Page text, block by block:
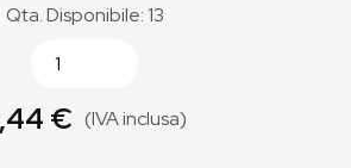
Qta. Disponibile: 13
€ (IVA inclusa)